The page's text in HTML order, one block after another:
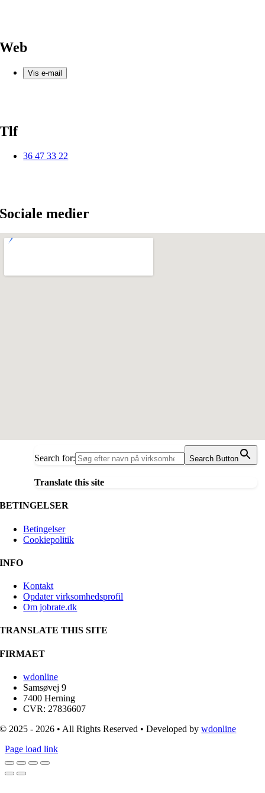
Web
Vis e-mail
Tlf
36 47 33 22
Sociale medier
Search for: Search Button
Translate this site
BETINGELSER
Betingelser
Cookiepolitik
INFO
Kontakt
Opdater virksomhedsprofil
Om jobrate.dk
TRANSLATE THIS SITE
FIRMAET
wdonline
Samsøvej 9
7400 Herning
CVR: 27836607
© 2025 - 2026 • All Rights Reserved • Developed bywdonline
Page load link